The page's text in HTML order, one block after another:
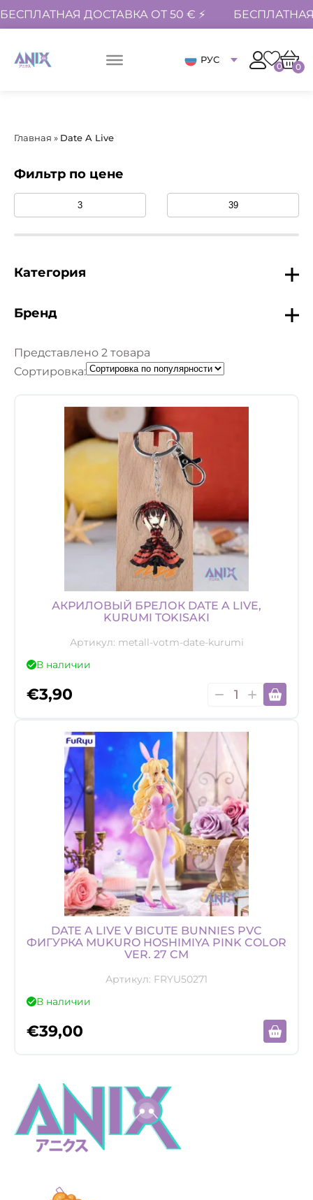
БЕСПЛАТНАЯ ДОСТАВКА ОТ 50 € ⚡
РУС
0 0
Главная » Date A Live
Фильтр по цене
Категория
Бренд
Представлено 2 товара
Сортировка:
АКРИЛОВЫЙ БРЕЛОК DATE A LIVE,
KURUMI TOKISAKI
Артикул: metall-votm-date-kurumi
В наличии
€3,90
Количество
брелок
Date
A
Live,
Kurumi
Tokisaki
DATE A LIVE V BICUTE BUNNIES PVC
ФИГУРКА MUKURO HOSHIMIYA PINK COLOR
VER. 27 CM
Артикул: FRYU50271
В наличии
€39,00